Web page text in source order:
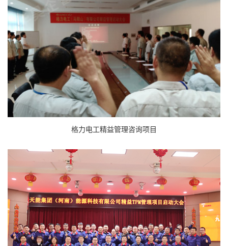
格力电工精益管理咨询项目